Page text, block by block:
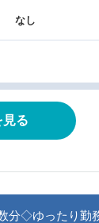
なし
見る
分◇ゆったり勤